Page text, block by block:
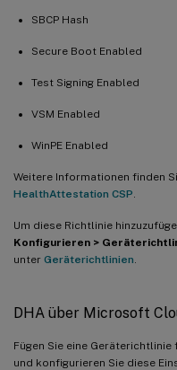
SBCP Hash
Secure Boot Enabled
Test Signing Enabled
VSM Enabled
WinPE Enabled
Weitere Informationen finden
HealthAttestation CSP
Um diese Richtlinie
Konfigurieren >
unter Geräterichtlinien
DHA über Microsoft
Fügen Sie eine
und konfigurieren Sie diese